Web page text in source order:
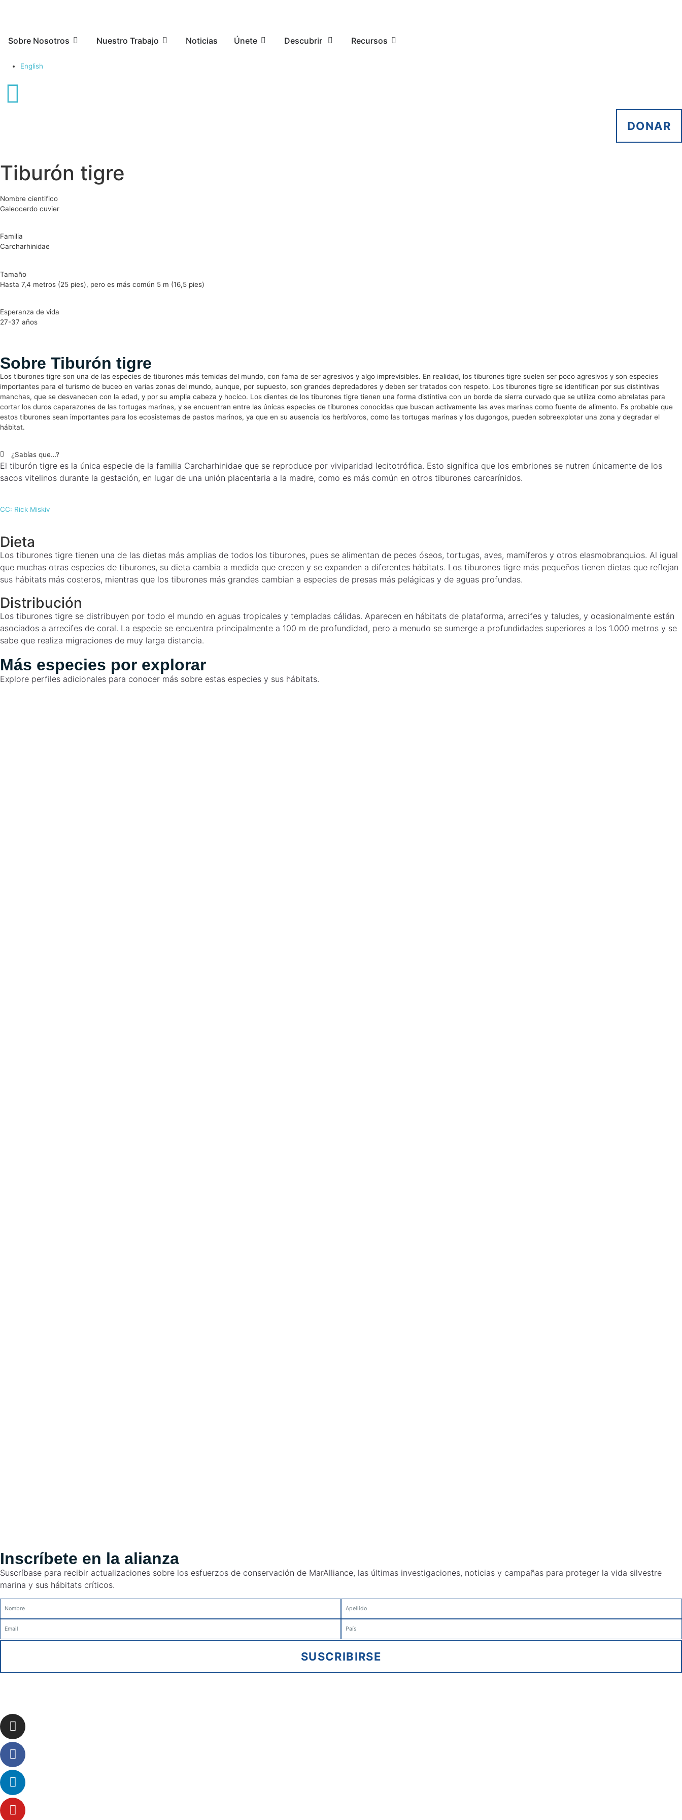
Sobre Nosotros Nuestro Trabajo Noticias Únete Descubrir ​ Recursos
English
DONAR
Tiburón tigre
Nombre cientifico
Galeocerdo cuvier
Familia
Carcharhinidae
Tamaño
Hasta 7,4 metros (25 pies), pero es más común 5 m (16,5 pies)
Esperanza de vida
27-37 años
Sobre Tiburón tigre
Los tiburones tigre son una de las especies de tiburones más temidas del mundo, con fama de ser agresivos y algo imprevisibles. En realidad, los tiburones tigre suelen ser poco agresivos y son especies
importantes para el turismo de buceo en varias zonas del mundo, aunque, por supuesto, son grandes depredadores y deben ser tratados con respeto. Los tiburones tigre se identifican por sus distintivas
manchas, que se desvanecen con la edad, y por su amplia cabeza y hocico. Los dientes de los tiburones tigre tienen una forma distintiva con un borde de sierra curvado que se utiliza como abrelatas para
cortar los duros caparazones de las tortugas marinas, y se encuentran entre las únicas especies de tiburones conocidas que buscan activamente las aves marinas como fuente de alimento. Es probable que
estos tiburones sean importantes para los ecosistemas de pastos marinos, ya que en su ausencia los herbívoros, como las tortugas marinas y los dugongos, pueden sobreexplotar una zona y degradar el
hábitat.
¿Sabías que…?
El tiburón tigre es la única especie de la familia Carcharhinidae que se reproduce por viviparidad lecitotrófica. Esto significa que los embriones se nutren únicamente de los
sacos vitelinos durante la gestación, en lugar de una unión placentaria a la madre, como es más común en otros tiburones carcarínidos.
CC: Rick Miskiv
Dieta
Los tiburones tigre tienen una de las dietas más amplias de todos los tiburones, pues se alimentan de peces óseos, tortugas, aves, mamíferos y otros elasmobranquios. Al igual
que muchas otras especies de tiburones, su dieta cambia a medida que crecen y se expanden a diferentes hábitats. Los tiburones tigre más pequeños tienen dietas que reflejan
sus hábitats más costeros, mientras que los tiburones más grandes cambian a especies de presas más pelágicas y de aguas profundas.
Distribución
Los tiburones tigre se distribuyen por todo el mundo en aguas tropicales y templadas cálidas. Aparecen en hábitats de plataforma, arrecifes y taludes, y ocasionalmente están
asociados a arrecifes de coral. La especie se encuentra principalmente a 100 m de profundidad, pero a menudo se sumerge a profundidades superiores a los 1.000 metros y se
sabe que realiza migraciones de muy larga distancia.
Más especies por explorar
Explore perfiles adicionales para conocer más sobre estas especies y sus hábitats.
Inscríbete en la alianza
Suscríbase para recibir actualizaciones sobre los esfuerzos de conservación de MarAlliance, las últimas investigaciones, noticias y campañas para proteger la vida silvestre
marina y sus hábitats críticos.
SUSCRIBIRSE